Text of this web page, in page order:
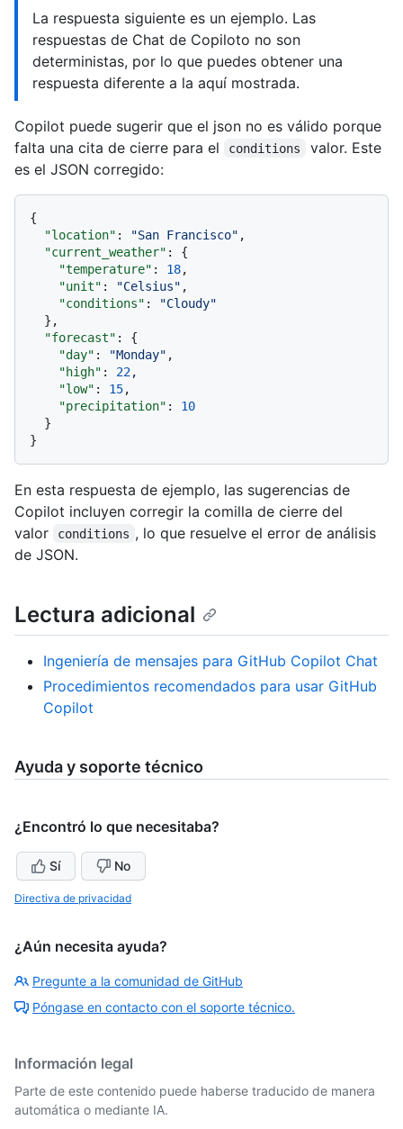
La respuesta siguiente es un ejemplo. Las
respuestas de Chat de Copiloto no son
deterministas, por lo que puedes obtener una
respuesta diferente a la aquí mostrada.
Copilot puede sugerir que el json no es válido porque
falta una cita de cierre para el
conditions
valor. Este
es el JSON corregido:
{
"location" : "San Francisco" ,
"current_weather" :
{
"temperature" : 18,
"unit" : "Celsius" ,
"conditions" :
"Cloudy"
} ,
"forecast" :
{
"day" : "Monday" ,
"high" : 22,
"low" : 15,
"precipitation" :
10
}
}
En esta respuesta de ejemplo, las sugerencias de
Copilot incluyen corregir la comilla de cierre del
valor
conditions , lo que resuelve el error de análisis
de JSON.
Lectura adicional
Ingeniería de mensajes para GitHub Copilot Chat
Procedimientos recomendados para usar GitHub
Copilot
Ayuda y soporte técnico
¿Encontró lo que necesitaba?
Sí No
Directiva de privacidad
¿Aún necesita ayuda?
Pregunte a la comunidad de GitHub
Póngase en contacto con el soporte técnico.
Información legal
Parte de este contenido puede haberse traducido de manera
automática o mediante IA.